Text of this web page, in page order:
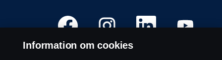
p
p
a
s
p
p
a
s
Ö
p
p
Information om cookies